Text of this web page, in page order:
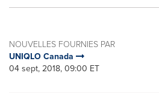
NOUVELLES FOURNIES PAR
UNIQLO Canada
04 sept, 2018, 09:00 ET